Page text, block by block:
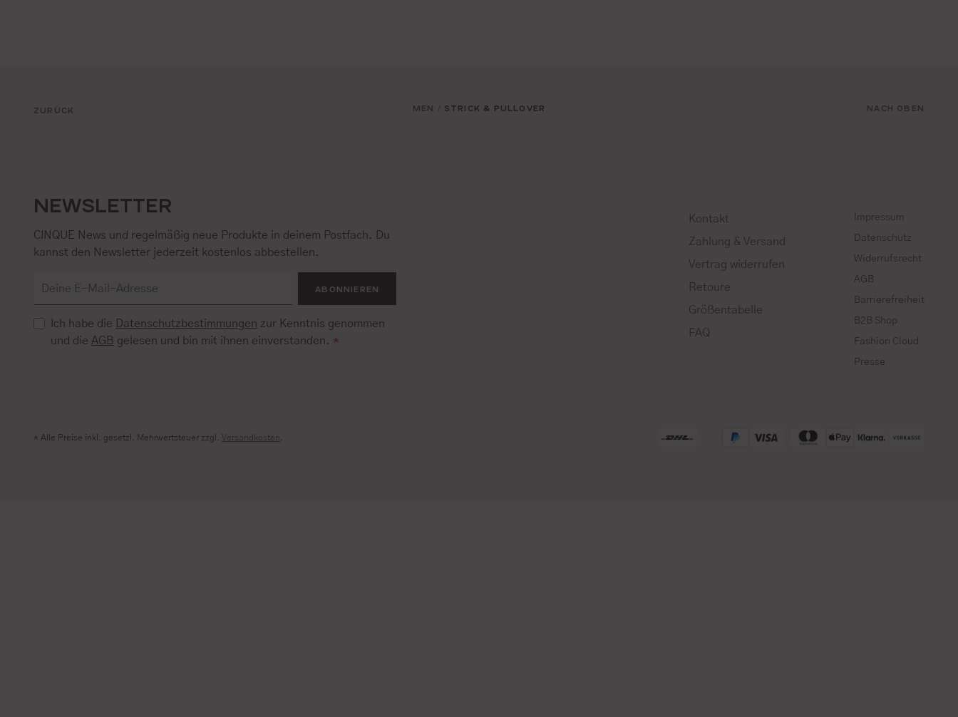
ZURÜCK MEN STRICK & PULLOVER NACH OBEN
NEWSLETTER
CINQUE News und regelmäßig neue Produkte in deinem Postfach. Du
kannst den Newsletter jederzeit kostenlos abbestellen.
ABONNIEREN
Ich habe die Datenschutzbestimmungen zur Kenntnis genommen
und dieAGB gelesen und bin mit ihnen einverstanden. *
Kontakt
Zahlung & Versand
Vertrag widerrufen
Retoure
Größentabelle
FAQ
Impressum
Datenschutz
Widerrufsrecht
AGB
Barrierefreiheit
B2B Shop
Fashion Cloud
Presse
* Alle Preise inkl. gesetzl. Mehrwertsteuer zzgl. Versandkosten.